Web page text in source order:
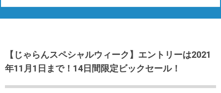
【じゃらんスペシャルウィーク】エントリーは2021
年11月1日まで！14日間限定ビックセール！